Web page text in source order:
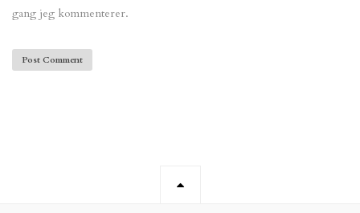
gang jeg kommenterer.